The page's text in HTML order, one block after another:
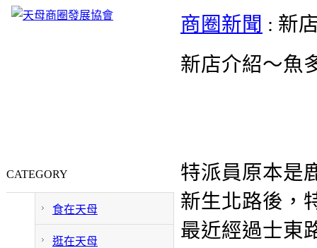
CATEGORY
食在天母
逛在天母
商圈新聞 : 新
新店介紹～魚
特派員原本是
新生北路後，
最近經過士東